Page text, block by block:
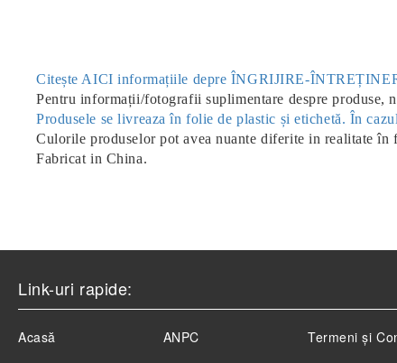
Citește AICI informațiile depre ÎNGRIJIRE-
Pentru informații/fotografii suplimentare despre produse,
Produsele se livreaza în folie de plastic și etichetă. În
Culorile produselor pot avea nuante diferite in realitate
Fabricat in China.
Link-uri rapide:
Acasă
ANPC
Termeni și